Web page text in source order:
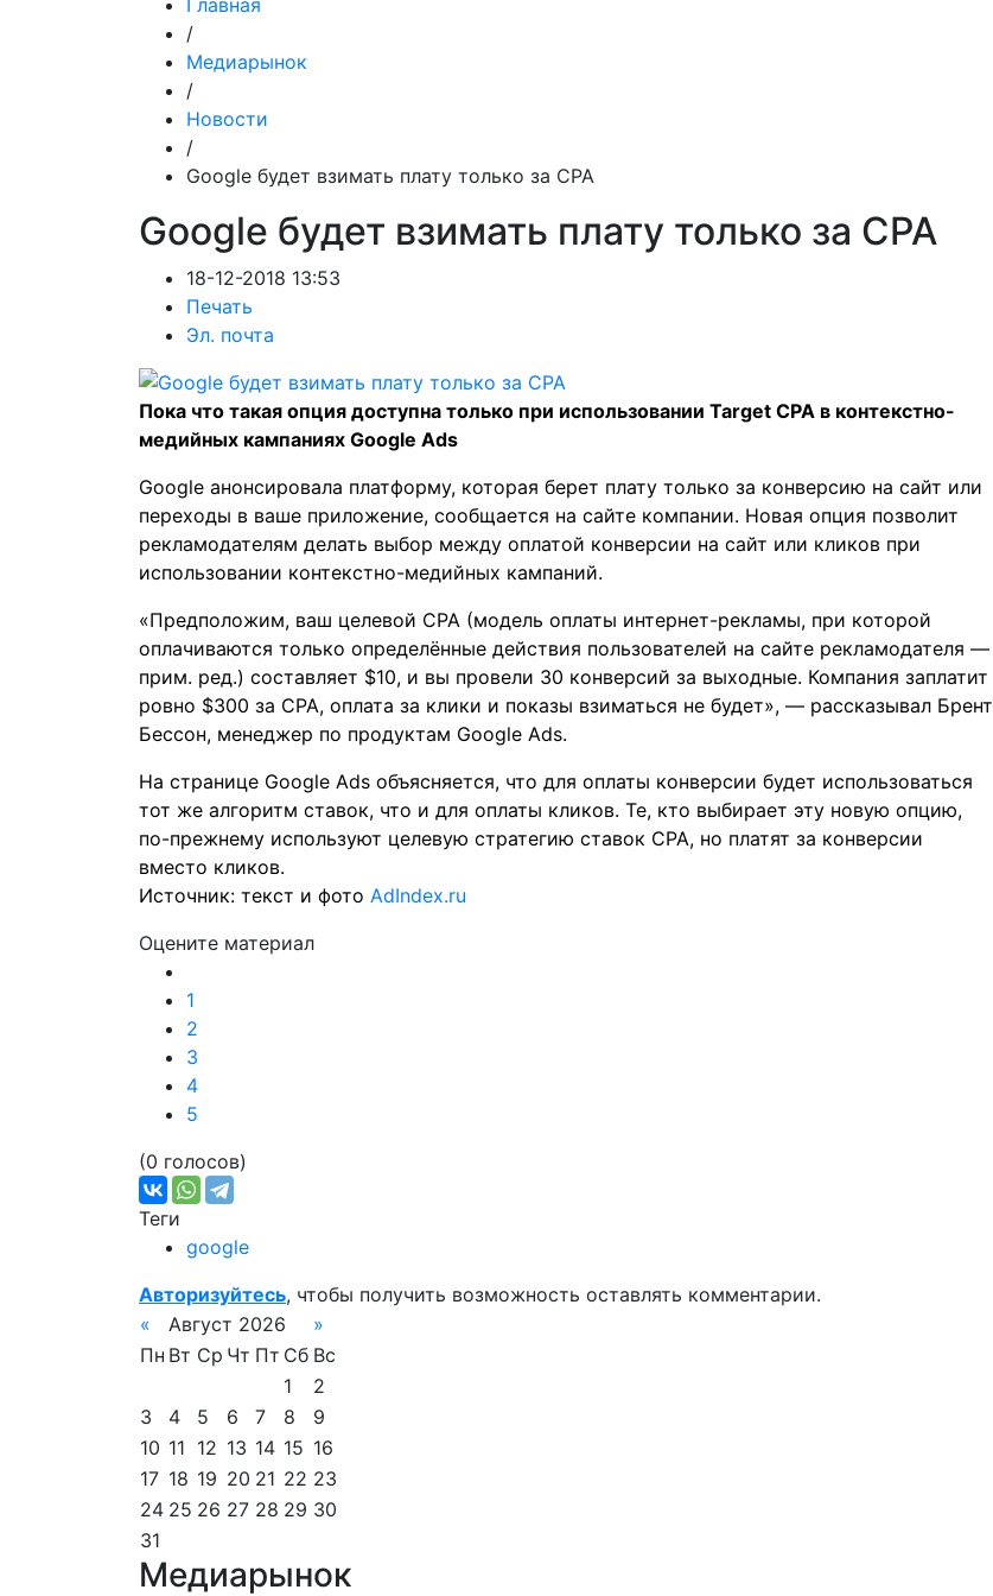
Главная
/
Медиарынок
/
Новости
/
Google будет взимать плату только за CPA
Google будет взимать плату только за CPA
18-12-2018 13:53
Печать
Эл. почта
Пока что такая опция доступна только при использовании Target CPA в контекстно-
медийных кампаниях Google Ads
Google анонсировала платформу, которая берет плату только за конверсию на сайт или
переходы в ваше приложение, сообщается на сайте компании. Новая опция позволит
рекламодателям делать выбор между оплатой конверсии на сайт или кликов при
использовании контекстно-медийных кампаний.
«Предположим, ваш целевой CPA (модель оплаты интернет-рекламы, при которой
оплачиваются только определённые действия пользователей на сайте рекламодателя —
прим. ред.) составляет $10, и вы провели 30 конверсий за выходные. Компания заплатит
ровно $300 за СPA, оплата за клики и показы взиматься не будет», — рассказывал Брент
Бессон, менеджер по продуктам Google Ads.
На странице Google Ads объясняется, что для оплаты конверсии будет использоваться
тот же алгоритм ставок, что и для оплаты кликов. Те, кто выбирает эту новую опцию,
по-прежнему используют целевую стратегию ставок CPA, но платят за конверсии
вместо кликов.
Источник: текст и фото AdIndex.ru
Оцените материал
1
2
3
4
5
(0 голосов)
Теги
google
Авторизуйтесь, чтобы получить возможность оставлять комментарии.
«
Август 2026
»
Пн Вт Ср Чт Пт Сб Вс
1
2
3
4 5 6 7 8
9
10 11 12 13 14 15 16
17 18 19 20 21 22 23
24 25 26 27 28 29 30
31
Медиарынок